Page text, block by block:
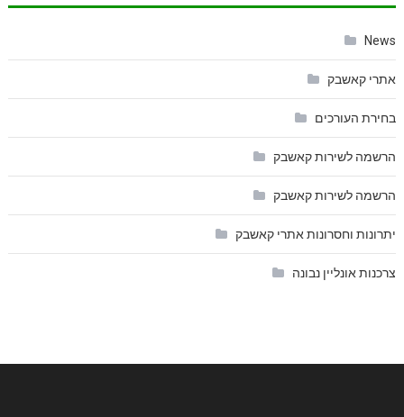
News
אתרי קאשבק
בחירת העורכים
הרשמה לשירות קאשבק
הרשמה לשירות קאשבק
יתרונות וחסרונות אתרי קאשבק
צרכנות אונליין נבונה